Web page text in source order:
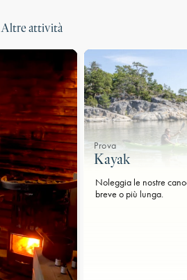
Altre attività
Prova
Kayak
Noleggia le nostre
breve o più lunga.